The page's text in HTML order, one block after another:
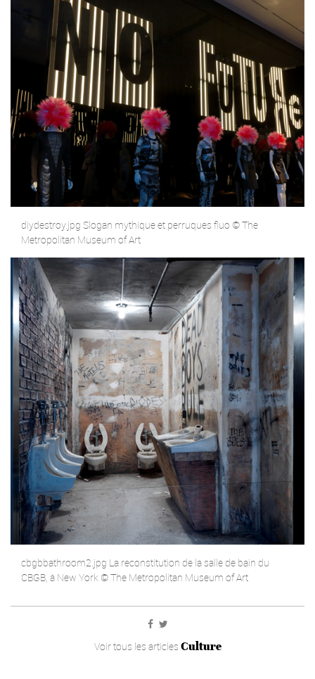
diydestroy.jpg Slogan mythique et perruques fluo © The
Metropolitan Museum of Art
cbgbbathroom2.jpg La reconstitution de la salle de bain du
CBGB, à New York © The Metropolitan Museum of Art
Voir tous les articles Culture